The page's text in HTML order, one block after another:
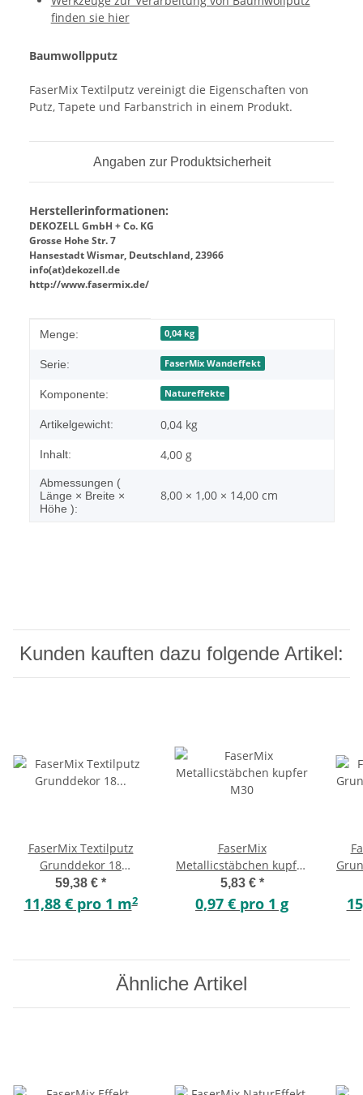
finden sie hier
Baumwollpputz
FaserMix Textilputz vereinigt die Eigenschaften von
Putz, Tapete und Farbanstrich in einem Produkt.
Angaben zur Produktsicherheit
Herstellerinformationen:
DEKOZELL GmbH + Co. KG
Grosse Hohe Str. 7
Hansestadt Wismar, Deutschland, 23966
info(at)dekozell.de
http://www.fasermix.de/
Produkteigenschaft
Wert
Menge: 0,04 kg
Serie: FaserMix Wandeffekt
Komponente: Natureffekte
Artikelgewicht: 0,04 kg
Inhalt: 4,00 g
Abmessungen (
Länge × Breite ×
Höhe ):
8,00 × 1,00 × 14,00 cm
Kunden kauften dazu folgende Artikel:
FaserMix Textilputz
Grunddekor 18
Schneeweiß-reinweiß
grob 5qm
59,38 € *
11,88 € pro 1 m2
FaserMix
Metallicstäbchen kupfer
M30
5,83 € *
0,97 € pro 1 g
Ähnliche Artikel